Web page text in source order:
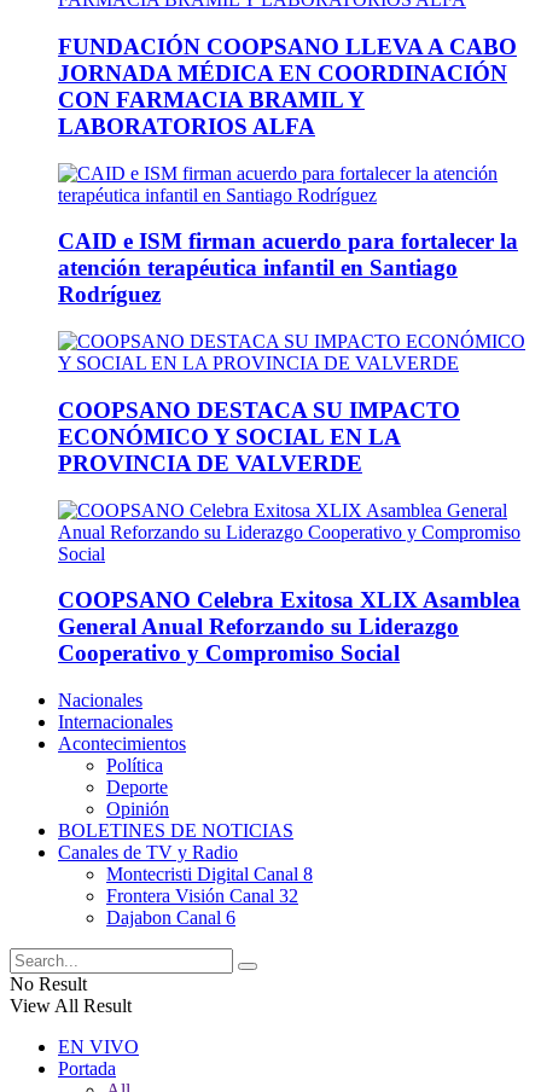
FUNDACIÓN COOPSANO LLEVA A CABO
JORNADA MÉDICA EN COORDINACIÓN
CON FARMACIA BRAMIL Y
LABORATORIOS ALFA
CAID e ISM firman acuerdo para fortalecer la
atención terapéutica infantil en Santiago
Rodríguez
COOPSANO DESTACA SU IMPACTO
ECONÓMICO Y SOCIAL EN LA
PROVINCIA DE VALVERDE
COOPSANO Celebra Exitosa XLIX Asamblea
General Anual Reforzando su Liderazgo
Cooperativo y Compromiso Social
Nacionales
Internacionales
Acontecimientos
Política
Deporte
Opinión
BOLETINES DE NOTICIAS
Canales de TV y Radio
Montecristi Digital Canal 8
Frontera Visión Canal 32
Dajabon Canal 6
No Result
View All Result
EN VIVO
Portada